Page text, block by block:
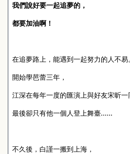
我們說好要一起追夢的，
都要加油啊！
在追夢路上，能遇到一起努力的人不易。
開始學芭蕾三年，
江深在每年一度的匯演上與好友宋昕一
最後卻只有他一個人登上舞臺……
不久後，白謹一搬到上海，